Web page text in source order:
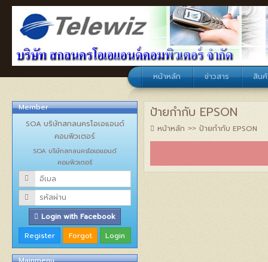
หน้าหลัก ข่าวสาร สินค้
ป้ายกำกับ EPSON
หน้าหลัก ป้ายกำกับ EPSON
Member
SOA บริษัทสกลนครโอเอแอนด์
คอมพิวเตอร์
SOA บริษัทสกลนครโอเอแอนด์
คอมพิวเตอร์
Login with Facebook